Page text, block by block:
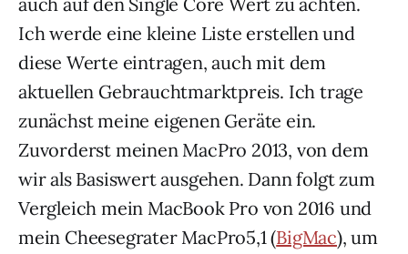
Ich werde eine kleine Liste erstellen und
diese Werte eintragen, auch mit dem
aktuellen Gebrauchtmarktpreis. Ich trage
zunächst meine eigenen Geräte ein.
Zuvorderst meinen MacPro 2013, von dem
wir als Basiswert ausgehen. Dann folgt zum
Vergleich mein MacBook Pro von 2016 und
mein Cheesegrater MacPro5,1 (BigMac), um